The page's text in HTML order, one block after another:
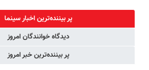
بفروشپر بیننده‌ترین اخبار سینما
دیدگاه خوانندگان امروز
پر بیننده‌ترین خبر امروز